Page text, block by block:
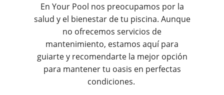
En Your Pool nos preocupamos por la
salud y el bienestar de tu piscina. Aunque
no ofrecemos servicios de
mantenimiento, estamos aquí para
guiarte y recomendarte la mejor opción
para mantener tu oasis en perfectas
condiciones.